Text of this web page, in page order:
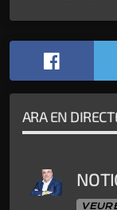
ARA EN